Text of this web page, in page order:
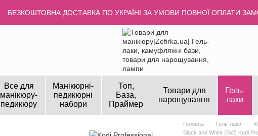
БЕЗКОШТОВНА ДОСТАВКА ПО УКРАЇНІ ЗА УМОВИ ПОВНОЇ ОПЛАТИ
Все для
манікюру-
педикюру
Манікюрні-
педикюрні
набори
Топ,
База,
Праймер
Товари для
нарощування
Гель-
лаки
Головна Гель-лаки
Black and White (BW) Kodi